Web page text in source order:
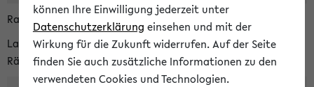
Raumanfragen:
raumvergabe@uni-bielefeld.de
Lassen Sie sich alle Räume anzeigen oder suchen Sie nach
Räumen mit bestimmten Eigenschaften:
können Ihre Einwilligung jederzeit unter
Datenschutzerklärung einsehen und mit der
Wirkung für die Zukunft widerrufen. Auf der Seite
finden Sie auch zusätzliche Informationen zu den
verwendeten Cookies und Technologien.